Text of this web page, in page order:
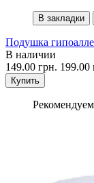
В закладки
Подушка
В наличии
149.00 грн. 199.00
Купить
Рекомендуем